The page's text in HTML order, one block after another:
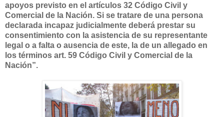
apoyos previsto en el artículos 32 Código Civil y
Comercial de la Nación. Si se tratare de una persona
declarada incapaz judicialmente deberá prestar su
consentimiento con la asistencia de su representante
legal o a falta o ausencia de este, la de un allegado en
los términos art. 59 Código Civil y Comercial de la
Nación”.